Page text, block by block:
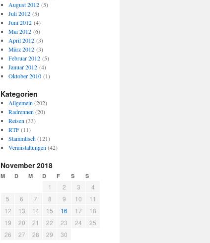
August 2012(5)
Juli 2012(5)
Juni 2012(4)
Mai 2012(6)
April 2012(3)
März 2012(3)
Februar 2012(5)
Januar 2012(4)
Oktober 2010(1)
Kategorien
Allgemein (202)
Radrennen (20)
Reisen (33)
RTF(11)
Stammtisch(121)
Veranstaltungen (42)
November 2018
M D M D F S S
1 2 3
4
5
6 7 8 9 10
11
12
13 14 15 16 17
18
19
20 21 22 23 24
25
26
27 28 29
30